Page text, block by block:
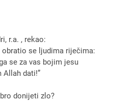
r.a. , rekao:
se ljudima riječima:
se za vas bojim jesu
dati!”
donijeti zlo?